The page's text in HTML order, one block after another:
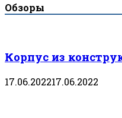
Обзоры
Корпус из
17.06.202217.06.2022